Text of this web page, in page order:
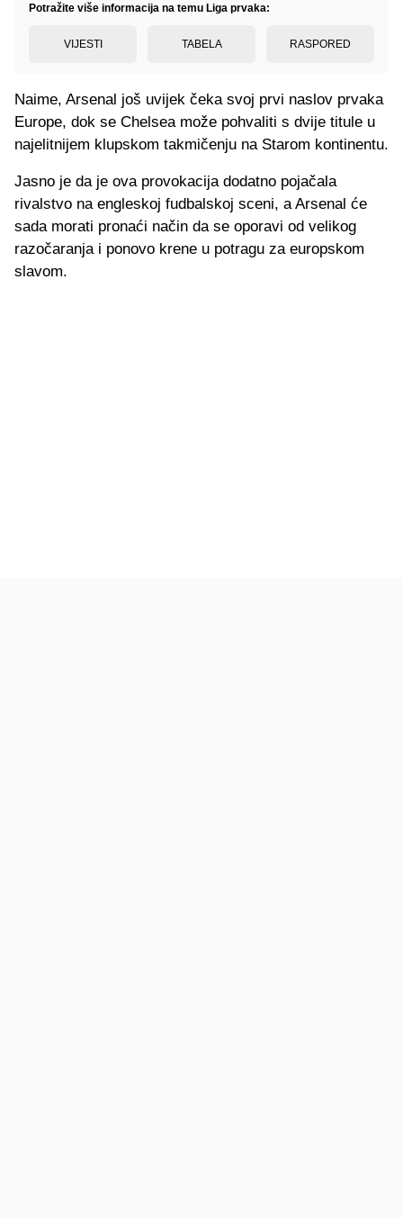
Potražite više informacija na temu Liga prvaka:
VIJESTI TABELA RASPORED
Naime, Arsenal još uvijek čeka svoj prvi naslov prvaka
Europe, dok se Chelsea može pohvaliti s dvije titule u
najelitnijem klupskom takmičenju na Starom kontinentu.
Jasno je da je ova provokacija dodatno pojačala
rivalstvo na engleskoj fudbalskoj sceni, a Arsenal će
sada morati pronaći način da se oporavi od velikog
razočaranja i ponovo krene u potragu za europskom
slavom.